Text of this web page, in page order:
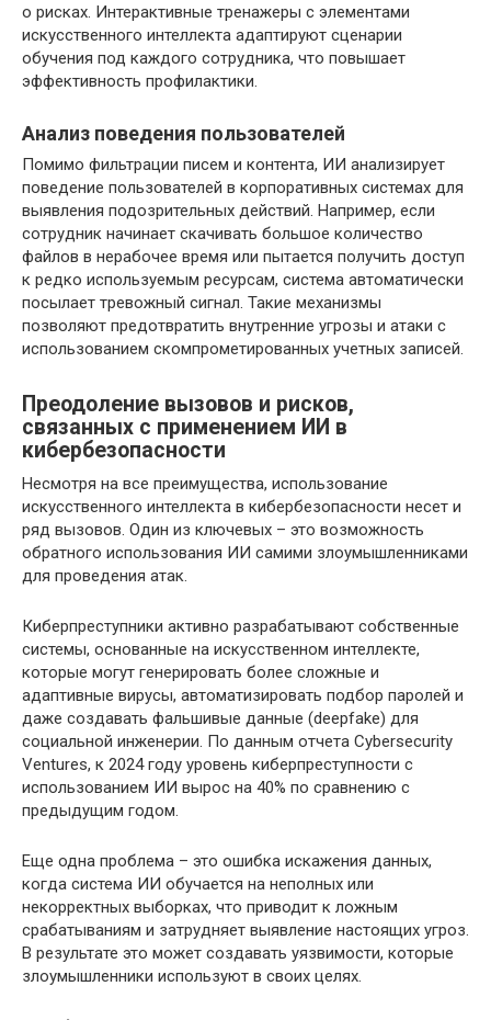
о рисках. Интерактивные тренажеры с элементами
искусственного интеллекта адаптируют сценарии
обучения под каждого сотрудника, что повышает
эффективность профилактики.
Анализ поведения пользователей
Помимо фильтрации писем и контента, ИИ анализирует
поведение пользователей в корпоративных системах для
выявления подозрительных действий. Например, если
сотрудник начинает скачивать большое количество
файлов в нерабочее время или пытается получить доступ
к редко используемым ресурсам, система автоматически
посылает тревожный сигнал. Такие механизмы
позволяют предотвратить внутренние угрозы и атаки с
использованием скомпрометированных учетных записей.
Преодоление вызовов и рисков,
связанных с применением ИИ в
кибербезопасности
Несмотря на все преимущества, использование
искусственного интеллекта в кибербезопасности несет и
ряд вызовов. Один из ключевых – это возможность
обратного использования ИИ самими злоумышленниками
для проведения атак.
Киберпреступники активно разрабатывают собственные
системы, основанные на искусственном интеллекте,
которые могут генерировать более сложные и
адаптивные вирусы, автоматизировать подбор паролей и
даже создавать фальшивые данные (deepfake) для
социальной инженерии. По данным отчета Cybersecurity
Ventures, к 2024 году уровень киберпреступности с
использованием ИИ вырос на 40% по сравнению с
предыдущим годом.
Еще одна проблема – это ошибка искажения данных,
когда система ИИ обучается на неполных или
некорректных выборках, что приводит к ложным
срабатываниям и затрудняет выявление настоящих угроз.
В результате это может создавать уязвимости, которые
злоумышленники используют в своих целях.